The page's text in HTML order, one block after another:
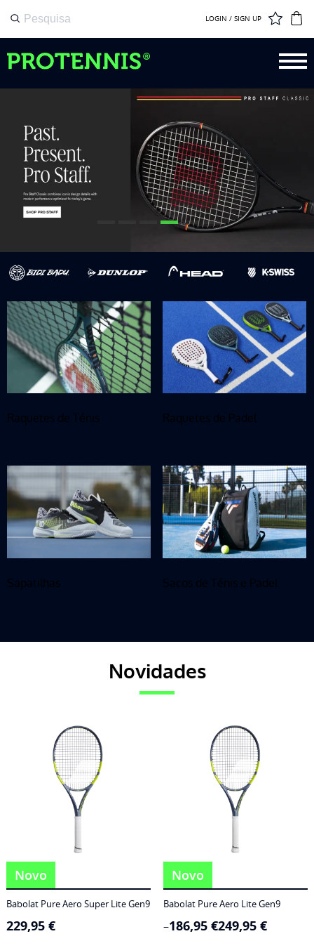
LOGIN / SIGN UP
Raquetes de Ténis Raquetes de Padel
Sapatilhas Sacos de Ténis e Padel
Novidades
Novo
Babolat Pure Aero Super Lite Gen9
229,95 €
Novo
Babolat Pure Aero Lite Gen9
186,95 €
– 249,95 €
Price
range: